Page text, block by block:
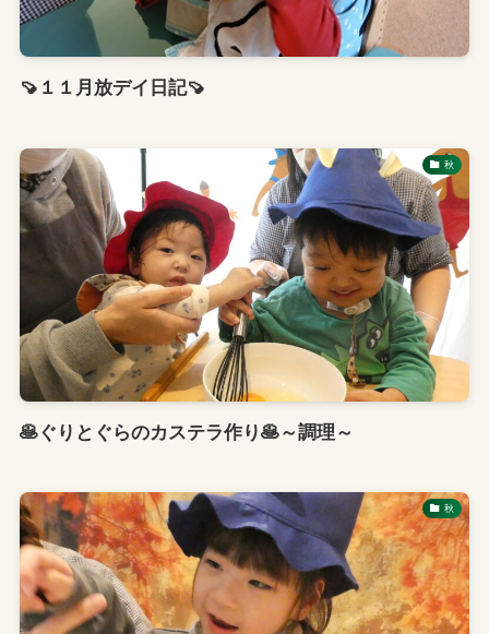
🍠１１月放デイ日記🍠
秋
🥞ぐりとぐらのカステラ作り🥞～調理～
秋